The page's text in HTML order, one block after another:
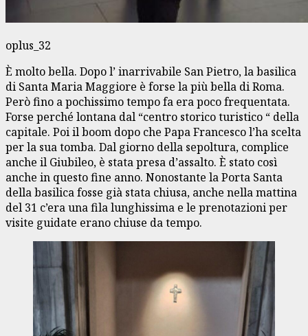
oplus_32
È molto bella. Dopo l’ inarrivabile San Pietro, la basilica
di Santa Maria Maggiore è forse la più bella di Roma.
Però fino a pochissimo tempo fa era poco frequentata.
Forse perché lontana dal “centro storico turistico “ della
capitale. Poi il boom dopo che Papa Francesco l’ha scelta
per la sua tomba. Dal giorno della sepoltura, complice
anche il Giubileo, è stata presa d’assalto. È stato così
anche in questo fine anno. Nonostante la Porta Santa
della basilica fosse già stata chiusa, anche nella mattina
del 31 c’era una fila lunghissima e le prenotazioni per
visite guidate erano chiuse da tempo.